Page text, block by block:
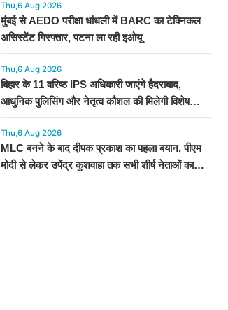
Thu,6 Aug 2026
मुंबई से AEDO परीक्षा धांधली में BARC का टेक्निकल
असिस्टेंट गिरफ्तार, पटना ला रही इओयू
Thu,6 Aug 2026
बिहार के 11 वरिष्ठ IPS अधिकारी जाएंगे हैदराबाद,
आधुनिक पुलिसिंग और नेतृत्व कौशल की मिलेगी विशेष
ट्रेनिंग
Thu,6 Aug 2026
MLC बनने के बाद दीपक प्रकाश का पहला बयान, पीएम
मोदी से लेकर उपेंद्र कुशवाहा तक सभी शीर्ष नेताओं का